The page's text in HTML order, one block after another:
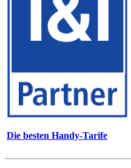
Die besten Handy-Tarife